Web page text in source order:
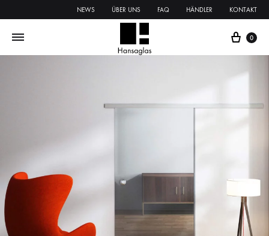
NEWS ÜBER UNS FAQ HÄNDLER KONTAKT
0